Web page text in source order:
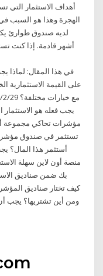
الهجرة وهذا هو السبب
لديه صندوق طوارئ
أشهر قادمة. إذا كنت
في هذا المقال: لماذا
على القيمة الاستثمارية
يجب فعله هو الاستثمار
مؤشرات تحاكي مجموعة
تستثمر في صندوق
أستثمر هذا المال؟
منصة أون لاين سهلة
بك ضمن صناديق